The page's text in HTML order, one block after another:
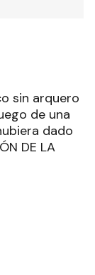
sin arquero
de una
dado
DE LA